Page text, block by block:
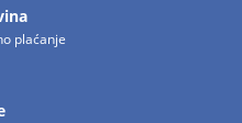
plaćanje